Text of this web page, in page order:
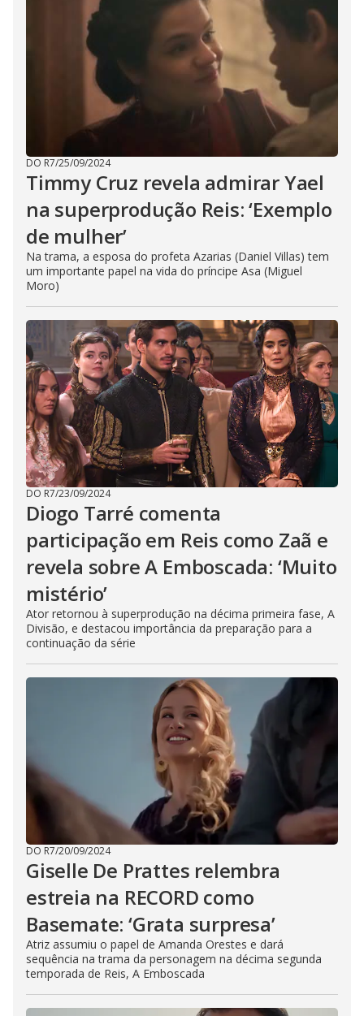
DO R7/25/09/2024
Timmy Cruz revela admirar Yael
na superprodução Reis: ‘Exemplo
de mulher’
Na trama, a esposa do profeta Azarias (Daniel Villas) tem
um importante papel na vida do príncipe Asa (Miguel
Moro)
DO R7/23/09/2024
Diogo Tarré comenta
participação em Reis como Zaã e
revela sobre A Emboscada: ‘Muito
mistério’
Ator retornou à superprodução na décima primeira fase, A
Divisão, e destacou importância da preparação para a
continuação da série
DO R7/20/09/2024
Giselle De Prattes relembra
estreia na RECORD como
Basemate: ‘Grata surpresa’
Atriz assumiu o papel de Amanda Orestes e dará
sequência na trama da personagem na décima segunda
temporada de Reis, A Emboscada